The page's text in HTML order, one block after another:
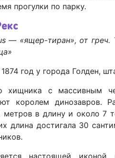
прогулки по парку.
— «ящер-тиран», от греч.
1874 год у города Голден,
хищника с массивным
королем динозавров.
метров в длину и около 7
длина достигала 30
настоящей иконой